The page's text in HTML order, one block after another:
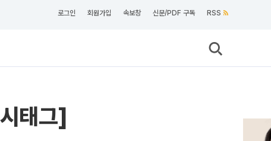
로그인 회원가입 속보창 신문/PDF 구독 RSS
태그]